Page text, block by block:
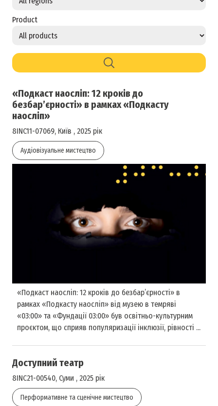
Product
«Подкаст наосліп: 12 кроків до
безбар’єрності» в рамках «Подкасту
наосліп»
8INC11-07069, Київ , 2025 рік
Аудіовізуальне мистецтво
«Подкаст наосліп: 12 кроків до безбар’єрності» в
рамках «Подкасту наосліп» від музею в темряві
«03:00» та «Фундації 03:00» був освітньо-культурним
проєктом, що сприяв популяризації інклюзії, рівності ...
Доступний театр
8INC21-00540, Суми , 2025 рік
Перформативне та сценічне мистецтво